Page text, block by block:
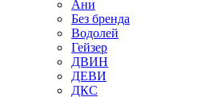
Ани
Без бренда
Водолей
Гейзер
ДВИН
ДЕВИ
ДКС